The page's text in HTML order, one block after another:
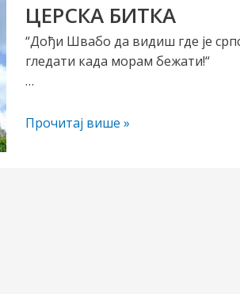
ЦЕРСКА БИТКА
“Дођи Швабо да видиш где је
гледати када морам бежати!“
…
ЦЕРСКА
Прочитај више »